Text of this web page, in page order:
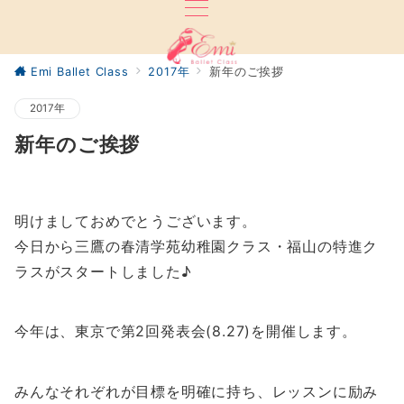
Emi Ballet Class 2017年 新年のご挨拶
2017年
新年のご挨拶
明けましておめでとうございます。
今日から三鷹の春清学苑幼稚園クラス・福山の特進ク
ラスがスタートしました♪
今年は、東京で第2回発表会(8.27)を開催します。
みんなそれぞれが目標を明確に持ち、レッスンに励み